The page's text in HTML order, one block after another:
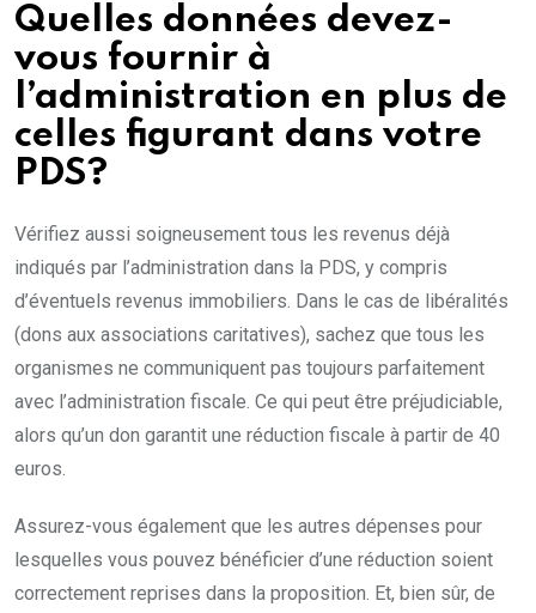
Quelles données devez-
vous fournir à
l’administration en plus de
celles figurant dans votre
PDS?
Vérifiez aussi soigneusement tous les revenus déjà
indiqués par l’administration dans la PDS, y compris
d’éventuels revenus immobiliers. Dans le cas de libéralités
(dons aux associations caritatives), sachez que tous les
organismes ne communiquent pas toujours parfaitement
avec l’administration fiscale. Ce qui peut être préjudiciable,
alors qu’un don garantit une réduction fiscale à partir de 40
euros.
Assurez-vous également que les autres dépenses pour
lesquelles vous pouvez bénéficier d’une réduction soient
correctement reprises dans la proposition. Et, bien sûr, de